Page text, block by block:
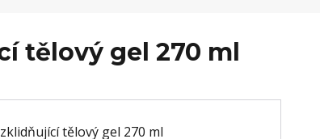
tělový gel 270 ml